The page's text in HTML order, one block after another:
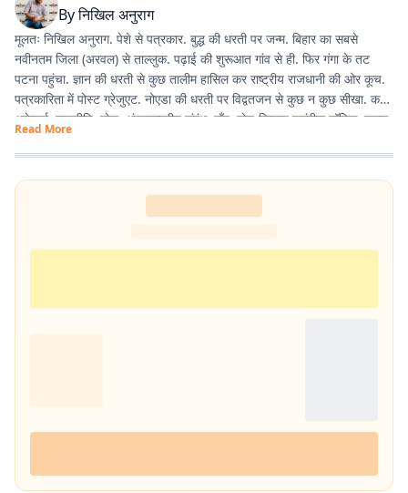
Byनिखिल अनुराग
मूलतः निखिल अनुराग. पेशे से पत्रकार. बुद्ध की धरती पर जन्म. बिहार का सबसे
नवीनतम जिला (अरवल) से ताल्लुक. पढ़ाई की शुरूआत गांव से ही. फिर गंगा के तट
पटना पहुंचा. ज्ञान की धरती से कुछ तालीम हासिल कर राष्ट्रीय राजधानी की ओर कूच.
पत्रकारिता में पोस्ट ग्रेजुएट. नोएडा की धरती पर विद्वतजन से कुछ न कुछ सीखा. करंट
अफ़ेयर्स, राजनीति, खेल, अंतरराष्ट्रीय संबंध, गाँव, खेत-किसान पसंदीदा टॉपिक. स्कूल,
कॉलेज युनिवर्सिटी में यूथ से गपशप करना एनर्जी का अतिरिक्त स्रोत. साल 2020 में
नोएडा से शुरू हुई इस लेखन यात्रा कलम, डेस्कटॉप, लैपटॉप के की-बोर्ड से होते हुए
स्मार्ट फोन तक पहुंच गयी. ज्यों-ज्यों उम्र बढ़ रही है, सीखने, पढ़ने, लिखने की भूख भी
Read More